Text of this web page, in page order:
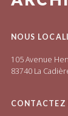
NOUS
105 Avenue
83740 La
CONTACTEZ